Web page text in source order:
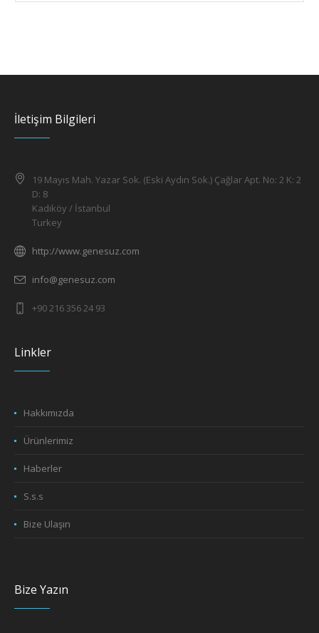
İletişim Bilgileri
19 Mayıs Mah. Yazar Sok. (Eski Aydın Sok.) Çağlar Apt. No: 2 K: 2
D: 8
Kadıköy / İstanbul
Turkey
http://www.genesuz.com
info@genesuz.com
+90 216 356 24 93
Linkler
Hakkımızda
Ürünlerimiz
Haberler
S.s.s
Bize Ulaşın
Bize Yazın